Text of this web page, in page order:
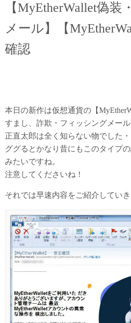
【MyEtherWallet偽
メール】【
確認
本日の新作は仮想通貨の【
すまし、詐欺・フィッシングメール
正直太郎は全く知らない物でした
ググるとかなり昔にもこのタイプ
みたいですね。
注意してくださいね！
それでは早速内容をご紹介していき